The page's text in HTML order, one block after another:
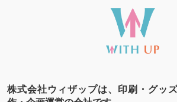
株式会社ウィザップは、印刷・グッ